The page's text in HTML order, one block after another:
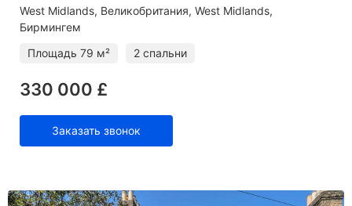
West Midlands Великобритания, West Midlands,
Бирмингем
Площадь 79 м² 2 спальни
330 000 £
Заказать звонок